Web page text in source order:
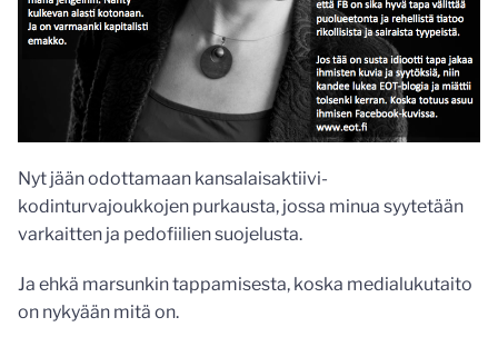
Nyt jään odottamaan kansalaisaktiivi-
kodinturvajoukkojen purkausta, jossa minua syytetään
varkaitten ja pedofiilien suojelusta.
Ja ehkä marsunkin tappamisesta, koska medialukutaito
on nykyään mitä on.